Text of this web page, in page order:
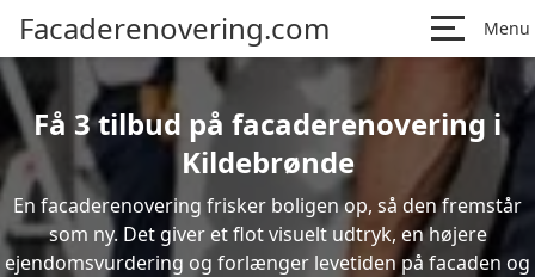
Facaderenovering.com Menu
Få 3 tilbud på facaderenovering i
Kildebrønde
En facaderenovering frisker boligen op, så den fremstår
som ny. Det giver et flot visuelt udtryk, en højere
ejendomsvurdering og forlænger levetiden på facaden og